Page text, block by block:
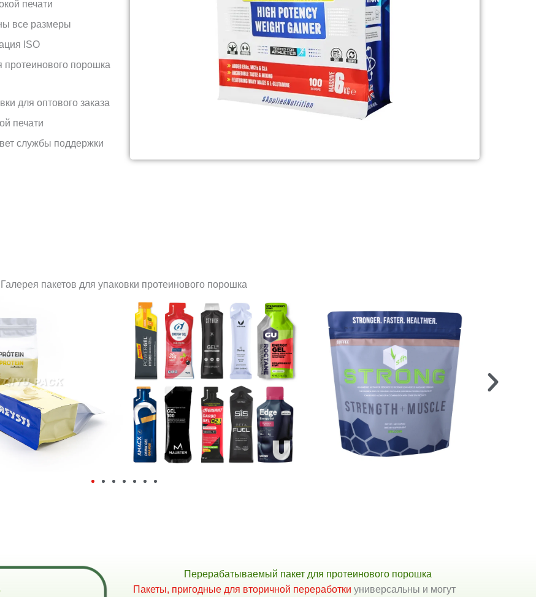
печати
все размеры
ISO
протеинового порошка
для оптового заказа
печати
службы поддержки
Галерея пакетов для упаковки протеинового порошка
Перерабатываемый пакет для протеинового порошка
Пакеты, пригодные для вторичной переработки универсальны и могут